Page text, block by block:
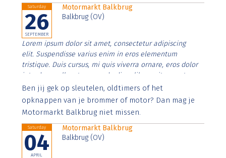
Saturday
26
SEPTEMBER
Motormarkt Balkbrug
Balkbrug (OV)
Lorem ipsum dolor sit amet, consectetur adipiscing
elit. Suspendisse varius enim in eros elementum
tristique. Duis cursus, mi quis viverra ornare, eros dolor
interdum nulla, ut commodo diam libero vitae erat.
Aenean faucibus nibh et justo cursus id rutrum lorem
imperdiet. Nunc ut sem vitae risus tristique posuere.
Ben jij gek op sleutelen, oldtimers of het
opknappen van je brommer of motor? Dan mag je
Motormarkt Balkbrug niet missen.
Saturday
04
APRIL
Motormarkt Balkbrug
Balkbrug (OV)